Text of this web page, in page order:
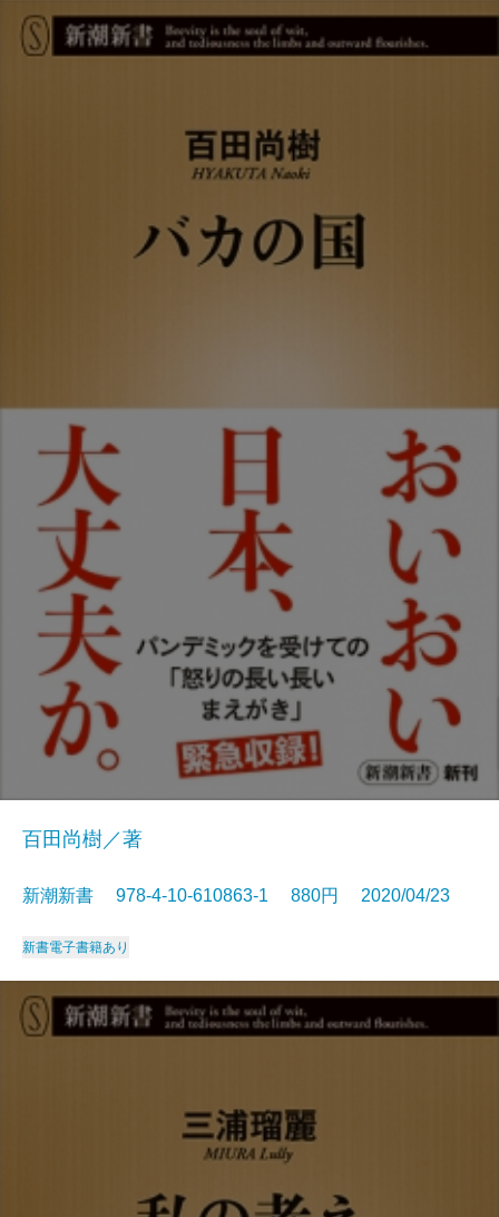
百田尚樹／著
新潮新書 978-4-10-610863-1 880円 2020/04/23
新書電子書籍あり